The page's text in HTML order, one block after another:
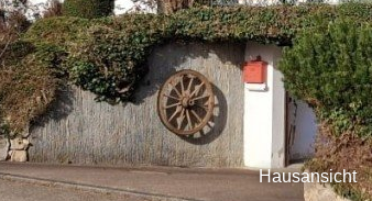
Hausansicht